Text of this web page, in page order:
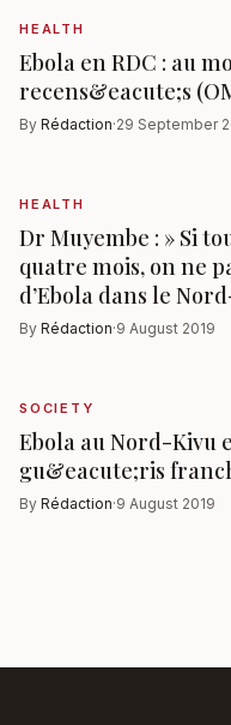
HEALTH
Ebola en RDC : au
recens&eacute;s
By Rédaction·29 September
HEALTH
Dr Muyembe : » Si
quatre mois, on ne
d’Ebola dans le
By Rédaction·9 August 2019
SOCIETY
Ebola au Nord-Kivu
gu&eacute;ris
By Rédaction·9 August 2019